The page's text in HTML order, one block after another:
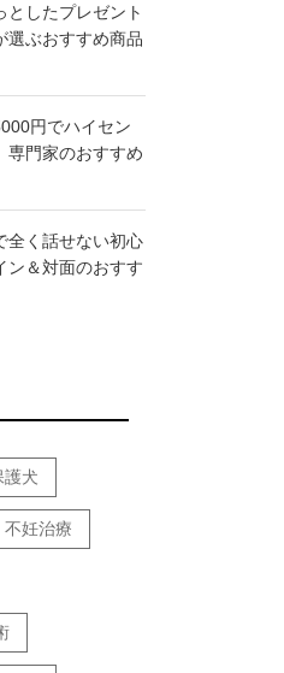
としたプレゼント
ぶおすすめ商品
円でハイセン
門家のおすすめ
全く話せない初心
＆対面のおすす
護犬
不妊治療